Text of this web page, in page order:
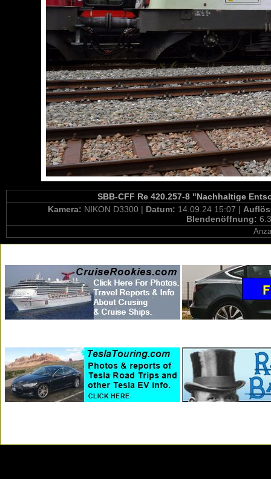
SBB-CFF Re 420.257-8 "Nachhaltige
Kamera: NIKON D3300 | Datum: 14.09.24 15:07 |
Blendenöffnung: